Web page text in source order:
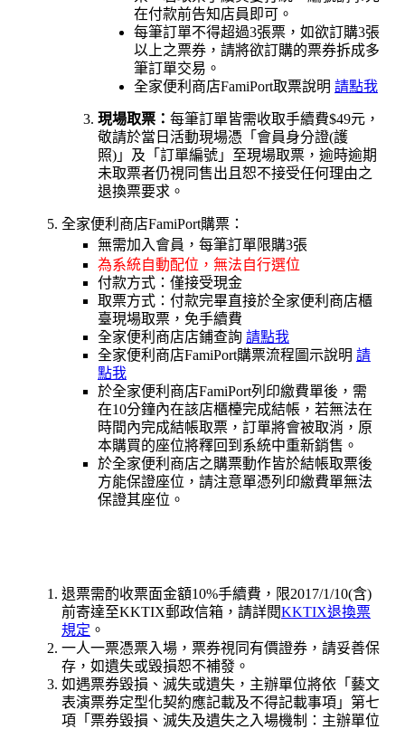
在付款前告知店員即可。
每筆訂單不得超過3張票，如欲訂購3張
以上之票券，請將欲訂購的票券拆成多
筆訂單交易。
全家便利商店FamiPort取票說明 請點我
現場取票： 每筆訂單皆需收取手續費$49元，
敬請於當日活動現場憑「會員身分證(護
照)」及「訂單編號」至現場取票，逾時逾期
未取票者仍視同售出且恕不接受任何理由之
退換票要求。
全家便利商店FamiPort購票：
無需加入會員 ，每筆訂單限購3張
為系統自動配位，無法自行選位
付款方式：僅接受現金
取票方式：付款完畢直接於全家便利商店櫃
臺現場取票，免手續費
全家便利商店店鋪查詢 請點我
全家便利商店FamiPort購票流程圖示說明 請
點我
於全家便利商店FamiPort列印繳費單後，需
在10分鐘內在該店櫃檯完成結帳，若無法在
時間內完成結帳取票，訂單將會被取消，原
本購買的座位將釋回到系統中重新銷售。
於全家便利商店之購票動作皆於結帳取票後
方能保證座位，請注意單憑列印繳費單無法
保證其座位。
退票需酌收票面金額10%手續費，限2017/1/10(含)
前寄達至KKTIX郵政信箱 ，請詳閱KKTIX退換票
規定 。
一人一票憑票入場，票券視同有價證券，請妥善保
存，如遺失或毀損恕不補發。
如遇票券毀損、滅失或遺失，主辦單位將依「藝文
表演票券定型化契約應記載及不得記載事項」第七
項「票券毀損、滅失及遺失之入場機制：主辦單位